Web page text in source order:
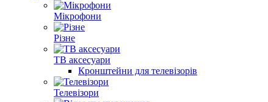
Мікрофони
Різне
ТВ аксесуари
Кронштейни для телевізорів
Телевізори